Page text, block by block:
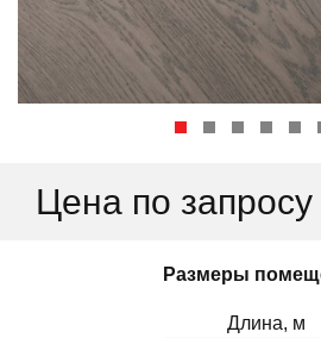
Цена по запросу
Размеры
Длина, м